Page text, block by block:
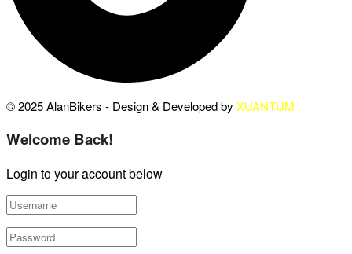
© 2025 AlanBikers - Design & Developed by XUANTUM
Welcome Back!
Login to your account below